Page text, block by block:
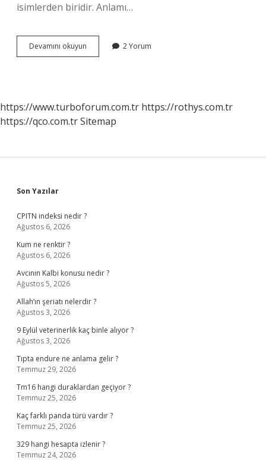
isimlerden biridir. Anlamı…
Devamını okuyun
Kız
2 Yorum
https://www.turboforum.com.tr https://rothys.com.tr
https://qco.com.trSitemap
Sidebar
Son Yazılar
CPITN indeksi nedir ?
Ağustos 6, 2026
Kum ne renktir ?
Ağustos 6, 2026
Avcının Kalbi konusu nedir ?
Ağustos 5, 2026
Allah’ın şeriatı nelerdir ?
Ağustos 3, 2026
9 Eylül veterinerlik kaç binle alıyor ?
Ağustos 3, 2026
Tıpta endure ne anlama gelir ?
Temmuz 29, 2026
Tm16 hangi duraklardan geçiyor ?
Temmuz 25, 2026
Kaç farklı panda türü vardır ?
Temmuz 25, 2026
329 hangi hesapta izlenir ?
Temmuz 24, 2026